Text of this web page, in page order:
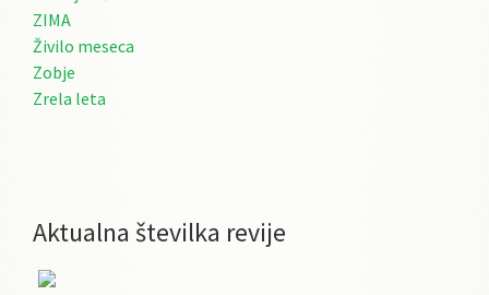
ZIMA
Živilo meseca
Zobje
Zrela leta
Aktualna številka revije